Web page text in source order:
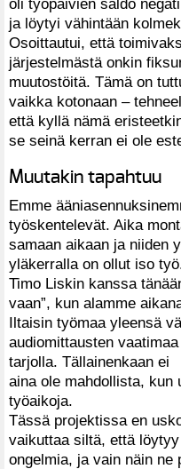
ja löytyi vähintään
Osoittautui, että
järjestelmästä onkin
muutostöitä. Tämä on
vaikka kotonaan –
että kyllä nämä
se seinä kerran ei ole
Muutakin tapahtuu
Emme
työskentelevät. Aika
samaan aikaan ja niiden
yläkerralla on ollut iso
Timo Liskin kanssa
vaan”, kun alamme
Iltaisin työmaa yleensä
audiomittausten
tarjolla. Tällainenkaan ei
aina ole mahdollista, kun
työaikoja.
Tässä projektissa en
vaikuttaa siltä, että
ongelmia, ja vain näin